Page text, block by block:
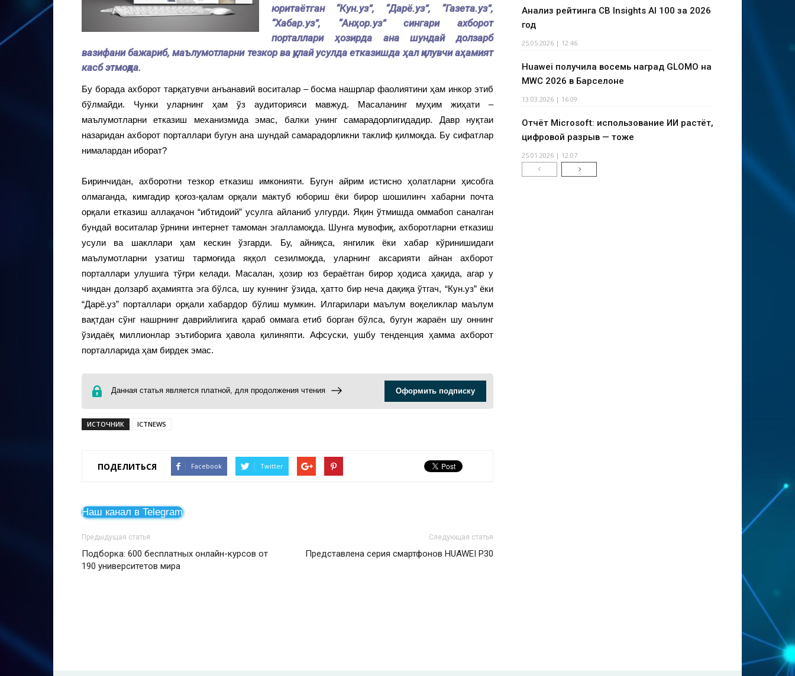
юритаётган “Кун.уз”, “Дарё.уз”, “Газета.уз”,
“Хабар.уз”, “Анҳор.уз” сингари ахборот
порталлари ҳозирда ана шундай долзарб
вазифани бажариб, маълумотларни тезкор ва қулай усулда етказишда ҳал қилувчи аҳамият
касб этмоқда.
Бу борада ахборот тарқатувчи анъанавий воситалар – босма нашрлар фаолиятини ҳам инкор этиб
бўлмайди. Чунки уларнинг ҳам ўз аудиторияси мавжуд. Масаланинг муҳим жиҳати –
маълумотларни етказиш механизмида эмас, балки унинг самарадорлигидадир. Давр нуқтаи
назаридан ахборот порталлари бугун ана шундай самарадорликни таклиф қилмоқда. Бу сифатлар
нималардан иборат?
Биринчидан, ахборотни тезкор етказиш имконияти. Бугун айрим истисно ҳолатларни ҳисобга
олмаганда, кимгадир қоғоз-қалам орқали мактуб юбориш ёки бирор шошилинч хабарни почта
орқали етказиш аллақачон “ибтидоий” усулга айланиб улгурди. Яқин ўтмишда оммабоп саналган
бундай воситалар ўрнини интернет тамоман эгалламоқда. Шунга мувофиқ, ахборотларни етказиш
усули ва шакллари ҳам кескин ўзгарди. Бу, айниқса, янгилик ёки хабар кўринишидаги
маълумотларни узатиш тармоғида яққол сезилмоқда, уларнинг аксарияти айнан ахборот
порталлари улушига тўғри келади. Масалан, ҳозир юз бераётган бирор ҳодиса ҳақида, агар у
чиндан долзарб аҳамиятга эга бўлса, шу куннинг ўзида, ҳатто бир неча дақиқа ўтгач, “Кун.уз” ёки
“Дарё.уз” порталлари орқали хабардор бўлиш мумкин. Илгарилари маълум воқеликлар маълум
вақтдан сўнг нашрнинг даврийлигига қараб оммага етиб борган бўлса, бугун жараён шу оннинг
ўзидаёқ миллионлар эътиборига ҳавола қилиняпти. Афсуски, ушбу тенденция ҳамма ахборот
порталларида ҳам бирдек эмас.
Данная статья является платной, для продолжения чтения Оформить подписку
ИСТОЧНИК ICTNEWS
ПОДЕЛИТЬСЯ Facebook Twitter
Наш канал в Telegram
Предыдущая статья
Подборка: 600 бесплатных онлайн-курсов от
190 университетов мира
Следующая статья
Представлена серия смартфонов HUAWEI P30
Анализ рейтинга CB Insights AI 100 за 2026
год
25.05.2026 | 12:46
Huawei получила восемь наград GLOMO на
MWC 2026 в Барселоне
13.03.2026 | 16:09
Отчёт Microsoft: использование ИИ растёт,
цифровой разрыв — тоже
25.01.2026 | 12:07